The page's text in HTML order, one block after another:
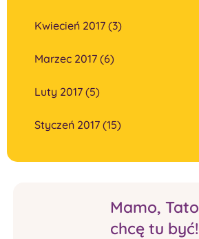
Kwiecień 2017 (3)
Marzec 2017 (6)
Luty 2017 (5)
Styczeń 2017 (15)
Mamo, Tato
chcę tu być!